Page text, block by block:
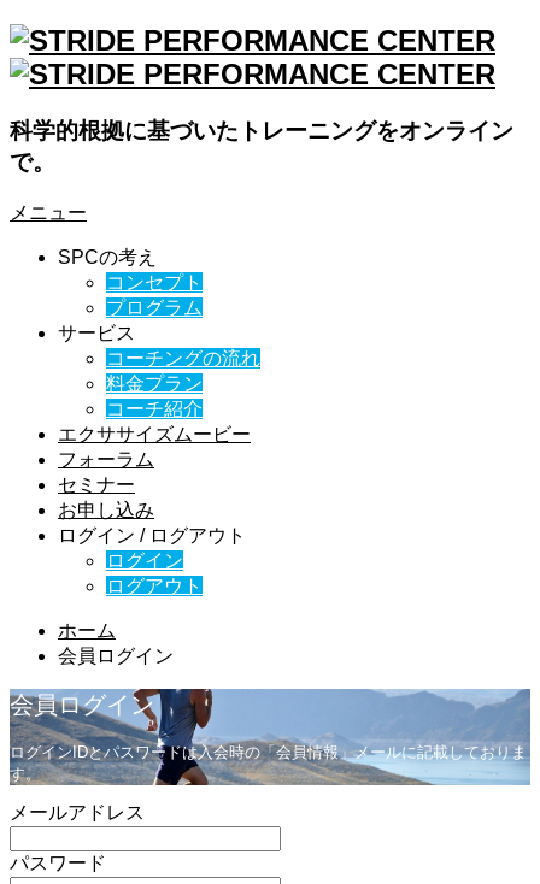
科学的根拠に基づいたトレーニングをオンライン
で。
メニュー
SPCの考え
コンセプト
プログラム
サービス
コーチングの流れ
料金プラン
コーチ紹介
エクササイズムービー
フォーラム
セミナー
お申し込み
ログイン / ログアウト
ログイン
ログアウト
ホーム
会員ログイン
会員ログイン
ログインIDとパスワードは入会時の「会員情報」メールに記載しておりま
す。
メールアドレス
パスワード